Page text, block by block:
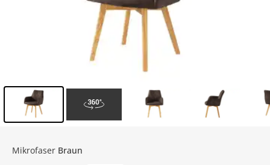
Mikrofaser Braun